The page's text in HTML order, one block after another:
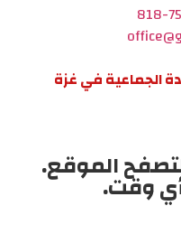
818-
الجماعية في غزة
الموقع.
وقت.